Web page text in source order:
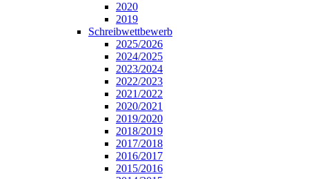
2020
2019
Schreibwettbewerb
2025/2026
2024/2025
2023/2024
2022/2023
2021/2022
2020/2021
2019/2020
2018/2019
2017/2018
2016/2017
2015/2016